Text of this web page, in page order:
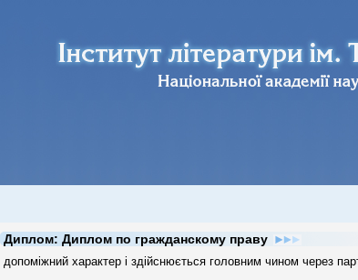
Диплом: Диплом по гражданскому праву
допоміжний характер і здійснюється головним чином через